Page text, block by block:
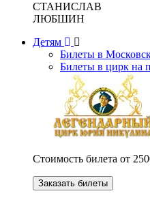
СТАНИСЛАВ
ЛЮБШИН
Детям
Билеты в
Билеты в цирк на
Стоимость билета от
Заказать билеты